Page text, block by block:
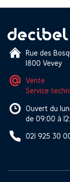
Rue des
1800 Vevey
Vente
Service
Ouvert du
de 09:00 à
021 925 30